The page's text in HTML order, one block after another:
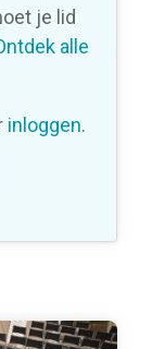
je lid
alle
inloggen.